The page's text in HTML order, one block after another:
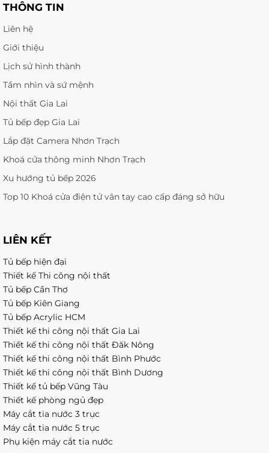
THÔNG TIN
Liên hệ
Giới thiệu
Lịch sử hình thành
Tầm nhìn và sứ mệnh
Nội thất Gia Lai
Tủ bếp đẹp Gia Lai
Lắp đặt Camera Nhơn Trạch
Khoá cửa thông minh Nhơn Trạch
Xu hướng tủ bếp 2026
Top 10 Khoá cửa điện tử vân tay cao cấp đáng sở hữu
LIÊN KẾT
Tủ bếp hiện đại
Thiết kế Thi công nội thất
Tủ bếp Cần Thơ
Tủ bếp Kiên Giang
Tủ bếp Acrylic HCM
Thiết kế thi công nội thất Gia Lai
Thiết kế thi công nội thất Đăk Nông
Thiết kế thi công nội thất Bình Phước
Thiết kế thi công nội thất Bình Dương
Thiết kế tủ bếp Vũng Tàu
Thiết kế phòng ngủ đẹp
Máy cắt tia nước 3 trục
Máy cắt tia nước 5 trục
Phụ kiện máy cắt tia nước